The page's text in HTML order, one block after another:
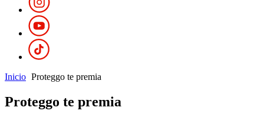
Inicio Proteggo te premia
Proteggo te premia